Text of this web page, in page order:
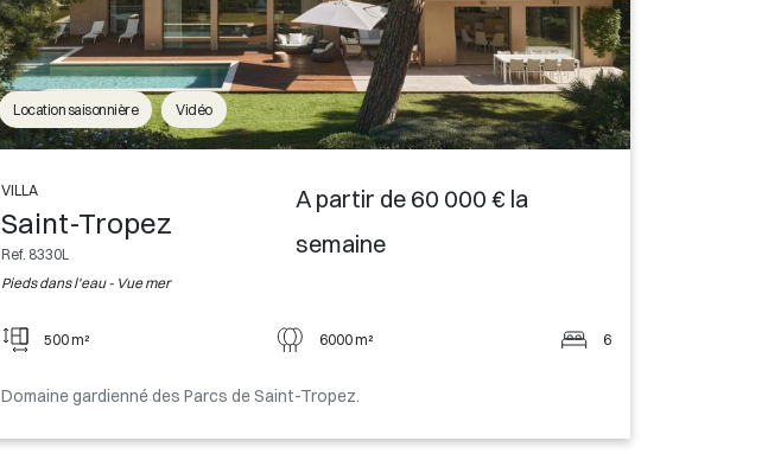
Location saisonnière Vidéo
VILLA
Saint-Tropez
Ref. 8330L
Pieds dans l'eau - Vue mer
A partir de 60 000 € la
semaine
500 m² 6000 m² 6
Domaine gardienné des Parcs de Saint-Tropez.